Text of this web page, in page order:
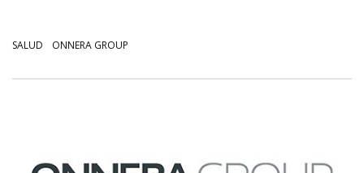
SALUD ONNERA GROUP